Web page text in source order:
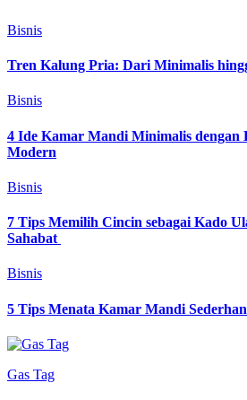
Bisnis
Tren Kalung Pria: Dari Minimalis
Bisnis
4 Ide Kamar Mandi Minimalis dengan
Modern
Bisnis
7 Tips Memilih Cincin sebagai Kado
Sahabat
Bisnis
5 Tips Menata Kamar Mandi
Gas Tag